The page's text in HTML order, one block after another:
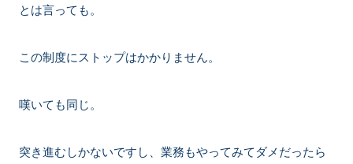
とは言っても。
この制度にストップはかかりません。
嘆いても同じ。
突き進むしかないですし、業務もやってみてダメだったら